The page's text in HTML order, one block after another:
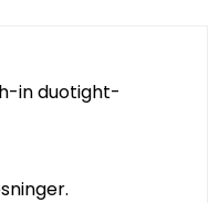
in duotight-